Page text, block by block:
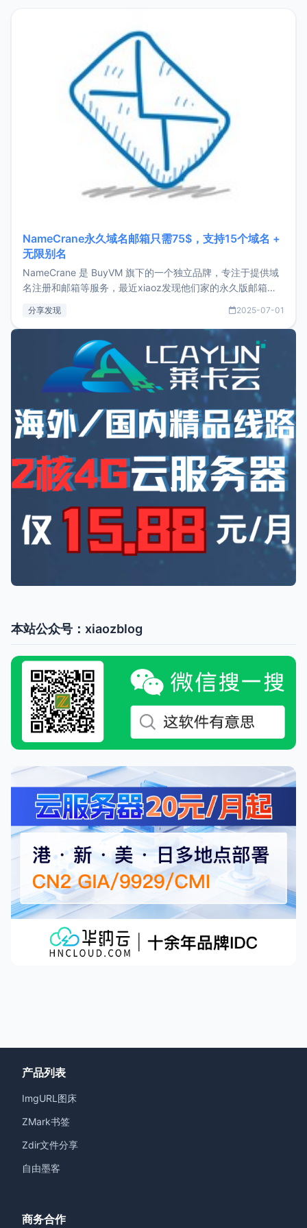
NameCrane永久域名邮箱只需75$，支持15个域名 +
无限别名
NameCrane 是 BuyVM 旗下的一个独立品牌，专注于提供域
名注册和邮箱等服务，最近xiaoz发现他们家的永久版邮箱服
又实惠的域名邮箱，不妨尝试一下 NameCrane。注册
NameCraneNameCrane不支持直接注册，必须要购买
分享发现 2025-07-01
本站公众号：xiaozblog
产品列表
ImgURL图床
ZMark书签
Zdir文件分享
自由墨客
商务合作